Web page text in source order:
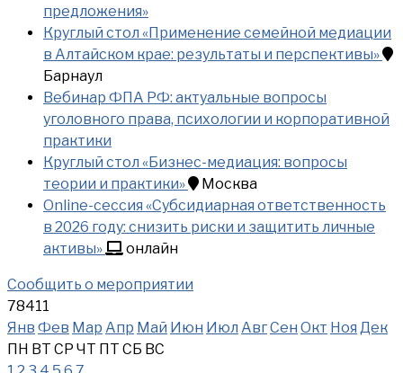
предложения»
Круглый стол «Применение семейной медиации
в Алтайском крае: результаты и перспективы»
Барнаул
Вебинар ФПА РФ: актуальные вопросы
уголовного права, психологии и корпоративной
практики
Круглый стол «Бизнес-медиация: вопросы
теории и практики»
Москва
Online-сессия «Субсидиарная ответственность
в 2026 году: снизить риски и защитить личные
активы»
онлайн
Сообщить о мероприятии
78411
Янв Фев Мар Апр Май Июн Июл АвгСен Окт Ноя Дек
ПН ВТ СР ЧТ ПТ СБ ВС